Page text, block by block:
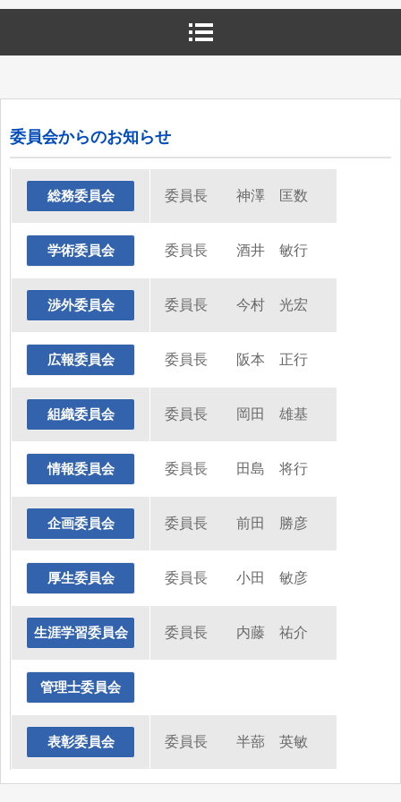
委員会からのお知らせ
総務委員会 委員長 神澤 匡数
学術委員会 委員長 酒井 敏行
渉外委員会 委員長 今村 光宏
広報委員会 委員長 阪本 正行
組織委員会 委員長 岡田 雄基
情報委員会 委員長 田島 将行
企画委員会 委員長 前田 勝彦
厚生委員会 委員長 小田 敏彦
生涯学習委員会 委員長 内藤 祐介
管理士委員会
表彰委員会 委員長 半蔀 英敏